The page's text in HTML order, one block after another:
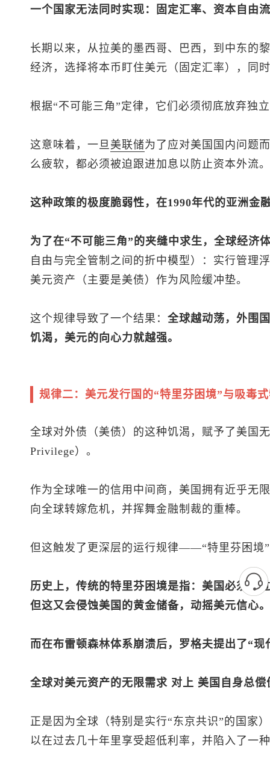
一个国家无法同时实现：固定汇率、资本自由
长期以来，从拉美的墨西哥、巴西，到中东的
经济，选择将本币盯住美元（固定汇率），同
根据“不可能三角”定律，它们必须彻底放弃独
这意味着，一旦美联储为了应对美国国内问题
么疲软，都必须被迫跟进加息以防止资本外流。
这种政策的极度脆弱性，在1990年代的亚洲金
为了在“不可能三角”的夹缝中求生，全球经济
自由与完全管制之间的折中模型）：实行管理
美元资产（主要是美债）作为风险缓冲垫。
这个规律导致了一个结果： 全球越动荡，外围
饥渴，美元的向心力就越强。
规律二：美元发行国的“特里芬困境”与吸毒
全球对外债（美债）的这种饥渴，赋予了美国
Privilege）。
作为全球唯一的信用中间商，美国拥有近乎无
向全球转嫁危机，并挥舞金融制裁的重棒。
但这触发了更深层的运行规律——“特里芬困境
历史上，传统的特里芬困境是指：美国必须通
但这又会侵蚀美国的黄金储备，动摇美元信心。
而在布雷顿森林体系崩溃后，罗格夫提出了“现
全球对美元资产的无限需求 对上 美国自身总
正是因为全球（特别是实行“东京共识”的国家
以在过去几十年里享受超低利率，并陷入了一